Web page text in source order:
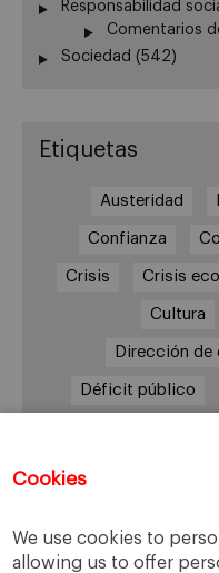
Cookies
We use cookies to
allowing us to offer
Responsabilidad
Comentarios
Sociedad (542)
Etiquetas
Austeridad
Confianza
Crisis Crisis
Cultura
Dirección de
Déficit público
Política